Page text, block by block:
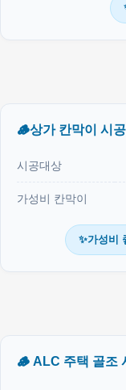
🪵상가 칸막이 시공
시공대상
가성비 칸막이
✨가성비
🪵 ALC 주택 골조